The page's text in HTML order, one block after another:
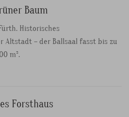
Baum
Historisches
Altstadt – der Ballsaal fasst bis zu
m².
Forsthaus